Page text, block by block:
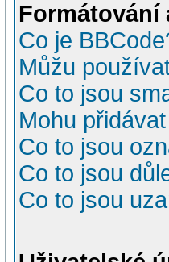
Formátování
Co je
Můžu
Co to jsou
Mohu
Co to jsou
Co to jsou
Co to jsou